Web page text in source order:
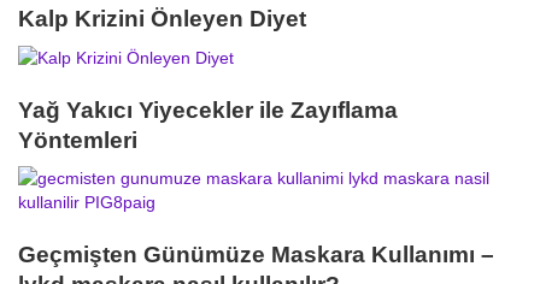
Kalp Krizini Önleyen Diyet
Yağ Yakıcı Yiyecekler ile Zayıflama
Yöntemleri
Geçmişten Günümüze Maskara Kullanımı –